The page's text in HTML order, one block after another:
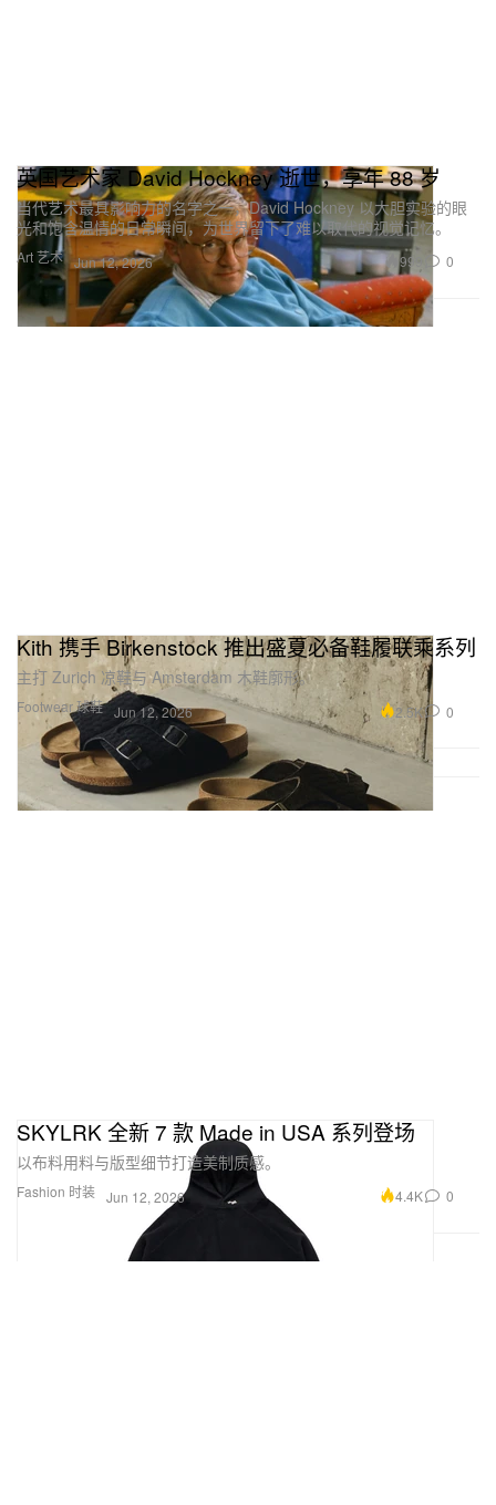
Art 艺术
英国艺术家 David Hockney 逝世，享年 88 岁
当代艺术最具影响力的名字之一，David Hockney 以大胆实验的眼
光和饱含温情的日常瞬间，为世界留下了难以取代的视觉记忆。
Jun 12, 2026 999 0
Footwear 球鞋
Kith 携手 Birkenstock 推出盛夏必备鞋履联乘系列
主打 Zurich 凉鞋与 Amsterdam 木鞋廓形。
Jun 12, 2026 2.5K 0
Fashion 时装
SKYLRK 全新 7 款 Made in USA 系列登场
以布料用料与版型细节打造美制质感。
Jun 12, 2026 4.4K 0